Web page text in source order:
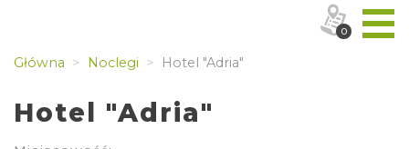
Główna Noclegi Hotel "Adria"
Hotel "Adria"
0